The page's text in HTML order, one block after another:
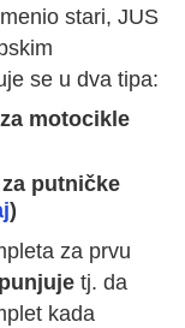
stari, JUS
se u dva tipa:
motocikle
putničke
)
za prvu
tj. da
kada